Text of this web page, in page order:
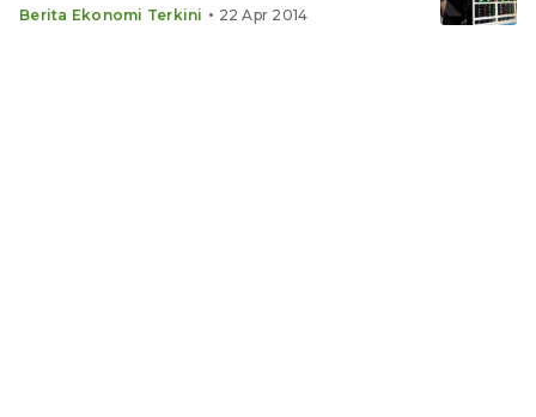
Berita Ekonomi Terkini • 22 Apr 2014